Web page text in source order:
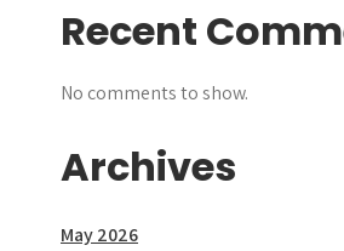
Recent
No comments to show.
Archives
May 2026